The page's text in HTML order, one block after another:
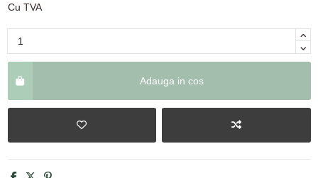
Cu TVA
Adauga in cos